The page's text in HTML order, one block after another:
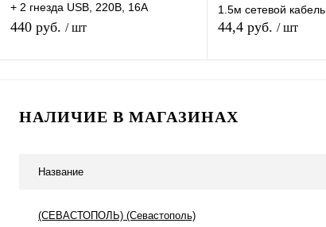
+ 2 гнезда USB, 220В, 16А
(Т10102)/72
440 руб. / шт
1.5м сетевой кабель
44,4 руб. / шт
НАЛИЧИЕ В МАГАЗИНАХ
Название
(СЕВАСТОПОЛЬ) (Севастополь)